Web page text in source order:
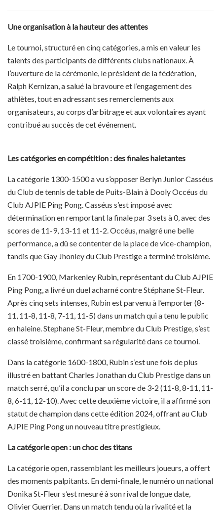
Une organisation à la hauteur des attentes
Le tournoi, structuré en cinq catégories, a mis en valeur les
talents des participants de différents clubs nationaux. À
l’ouverture de la cérémonie, le président de la fédération,
Ralph Kernizan, a salué la bravoure et l’engagement des
athlètes, tout en adressant ses remerciements aux
organisateurs, au corps d’arbitrage et aux volontaires ayant
contribué au succès de cet événement.
Les catégories en compétition : des finales haletantes
La catégorie 1300-1500 a vu s’opposer Berlyn Junior Casséus
du Club de tennis de table de Puits-Blain à Dooly Occéus du
Club AJPIE Ping Pong. Casséus s’est imposé avec
détermination en remportant la finale par 3 sets à 0, avec des
scores de 11-9, 13-11 et 11-2. Occéus, malgré une belle
performance, a dû se contenter de la place de vice-champion,
tandis que Gay Jhonley du Club Prestige a terminé troisième.
En 1700-1900, Markenley Rubin, représentant du Club AJPIE
Ping Pong, a livré un duel acharné contre Stéphane St-Fleur.
Après cinq sets intenses, Rubin est parvenu à l’emporter (8-
11, 11-8, 11-8, 7-11, 11-5) dans un match qui a tenu le public
en haleine. Stephane St-Fleur, membre du Club Prestige, s’est
classé troisième, confirmant sa régularité dans ce tournoi.
Dans la catégorie 1600-1800, Rubin s’est une fois de plus
illustré en battant Charles Jonathan du Club Prestige dans un
match serré, qu’il a conclu par un score de 3-2 (11-8, 8-11, 11-
8, 6-11, 12-10). Avec cette deuxième victoire, il a affirmé son
statut de champion dans cette édition 2024, offrant au Club
AJPIE Ping Pong un nouveau titre prestigieux.
La catégorie open : un choc des titans
La catégorie open, rassemblant les meilleurs joueurs, a offert
des moments palpitants. En demi-finale, le numéro un national
Donika St-Fleur s’est mesuré à son rival de longue date,
Olivier Guerrier. Dans un match tendu où la rivalité et la